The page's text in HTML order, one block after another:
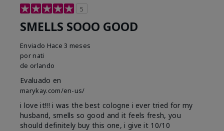
5
SMELLS SOOO GOOD
Enviado Hace 3 meses
por nati
de orlando
Evaluado en
marykay.com/en-us/
i love it!!! i was the best cologne i ever tried for my
husband, smells so good and it feels fresh, you
should definitely buy this one, i give it 10/10